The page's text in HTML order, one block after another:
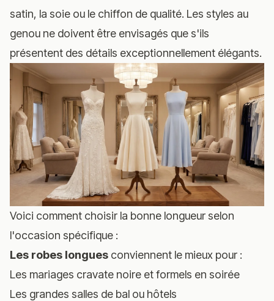
satin, la soie ou le chiffon de qualité. Les styles au
genou ne doivent être envisagés que s'ils
présentent des détails exceptionnellement élégants.
Voici comment choisir la bonne longueur selon
l'occasion spécifique :
Les robes longues conviennent le mieux pour :
Les mariages cravate noire et formels en soirée
Les grandes salles de bal ou hôtels